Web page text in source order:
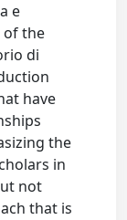
e
of the
di
have
the
in
not
that is